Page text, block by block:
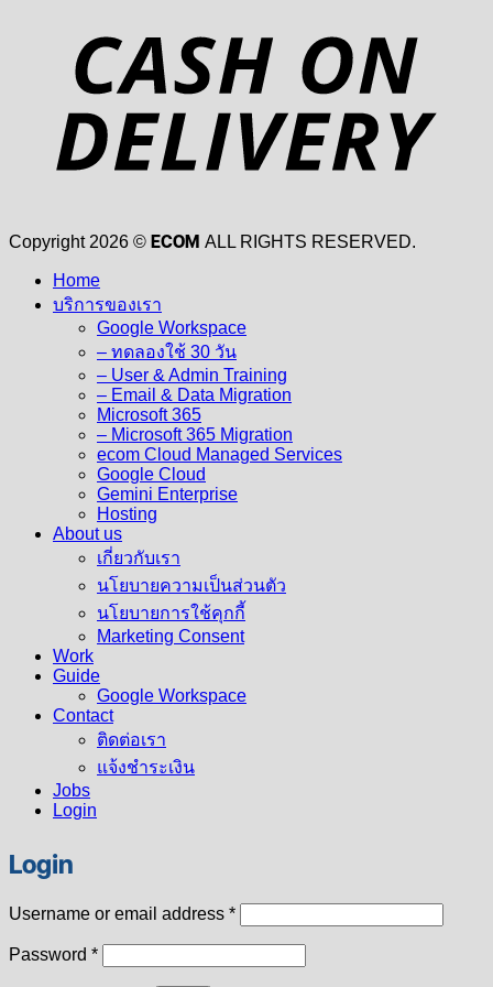
Copyright 2026 © ECOM ALL RIGHTS RESERVED.
Home
บริการของเรา
Google Workspace
– ทดลองใช้ 30 วัน
– User & Admin Training
– Email & Data Migration
Microsoft 365
– Microsoft 365 Migration
ecom Cloud Managed Services
Google Cloud
Gemini Enterprise
Hosting
About us
เกี่ยวกับเรา
นโยบายความเป็นส่วนตัว
นโยบายการใช้คุกกี้
Marketing Consent
Work
Guide
Google Workspace
Contact
ติดต่อเรา
แจ้งชำระเงิน
Jobs
Login
Login
Username or email address *Required
Password *Required